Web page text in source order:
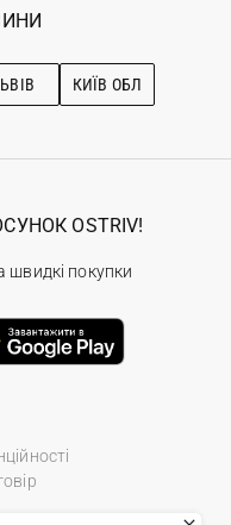
КИЇВ ОБЛ
OSTRIV!
швидкі покупки